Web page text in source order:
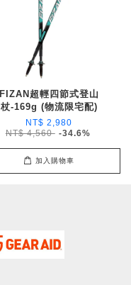
FIZAN超輕四節式登山
杖-169g (物流限宅配)
NT$ 2,980
NT$ 4,560 -34.6%
加入購物車